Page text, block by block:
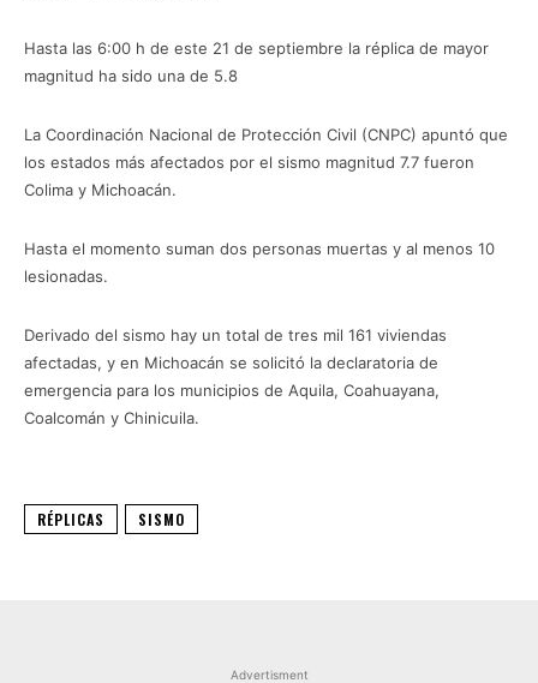
Hasta las 6:00 h de este 21 de septiembre la réplica de mayor
magnitud ha sido una de 5.8
La Coordinación Nacional de Protección Civil (CNPC) apuntó que
los estados más afectados por el sismo magnitud 7.7 fueron
Colima y Michoacán.
Hasta el momento suman dos personas muertas y al menos 10
lesionadas.
Derivado del sismo hay un total de tres mil 161 viviendas
afectadas, y en Michoacán se solicitó la declaratoria de
emergencia para los municipios de Aquila, Coahuayana,
Coalcomán y Chinicuila.
RÉPLICAS SISMO
Advertisment